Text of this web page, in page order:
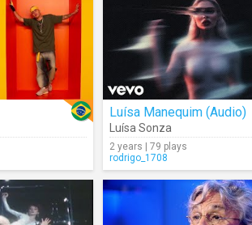
Luísa Manequim (Audio)
Luísa Sonza
2 years | 79 plays
rodrigo_1708